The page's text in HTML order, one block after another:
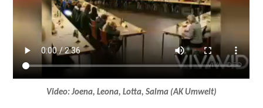
Video: Joena, Leona, Lotta, Salma (AK Umwelt)